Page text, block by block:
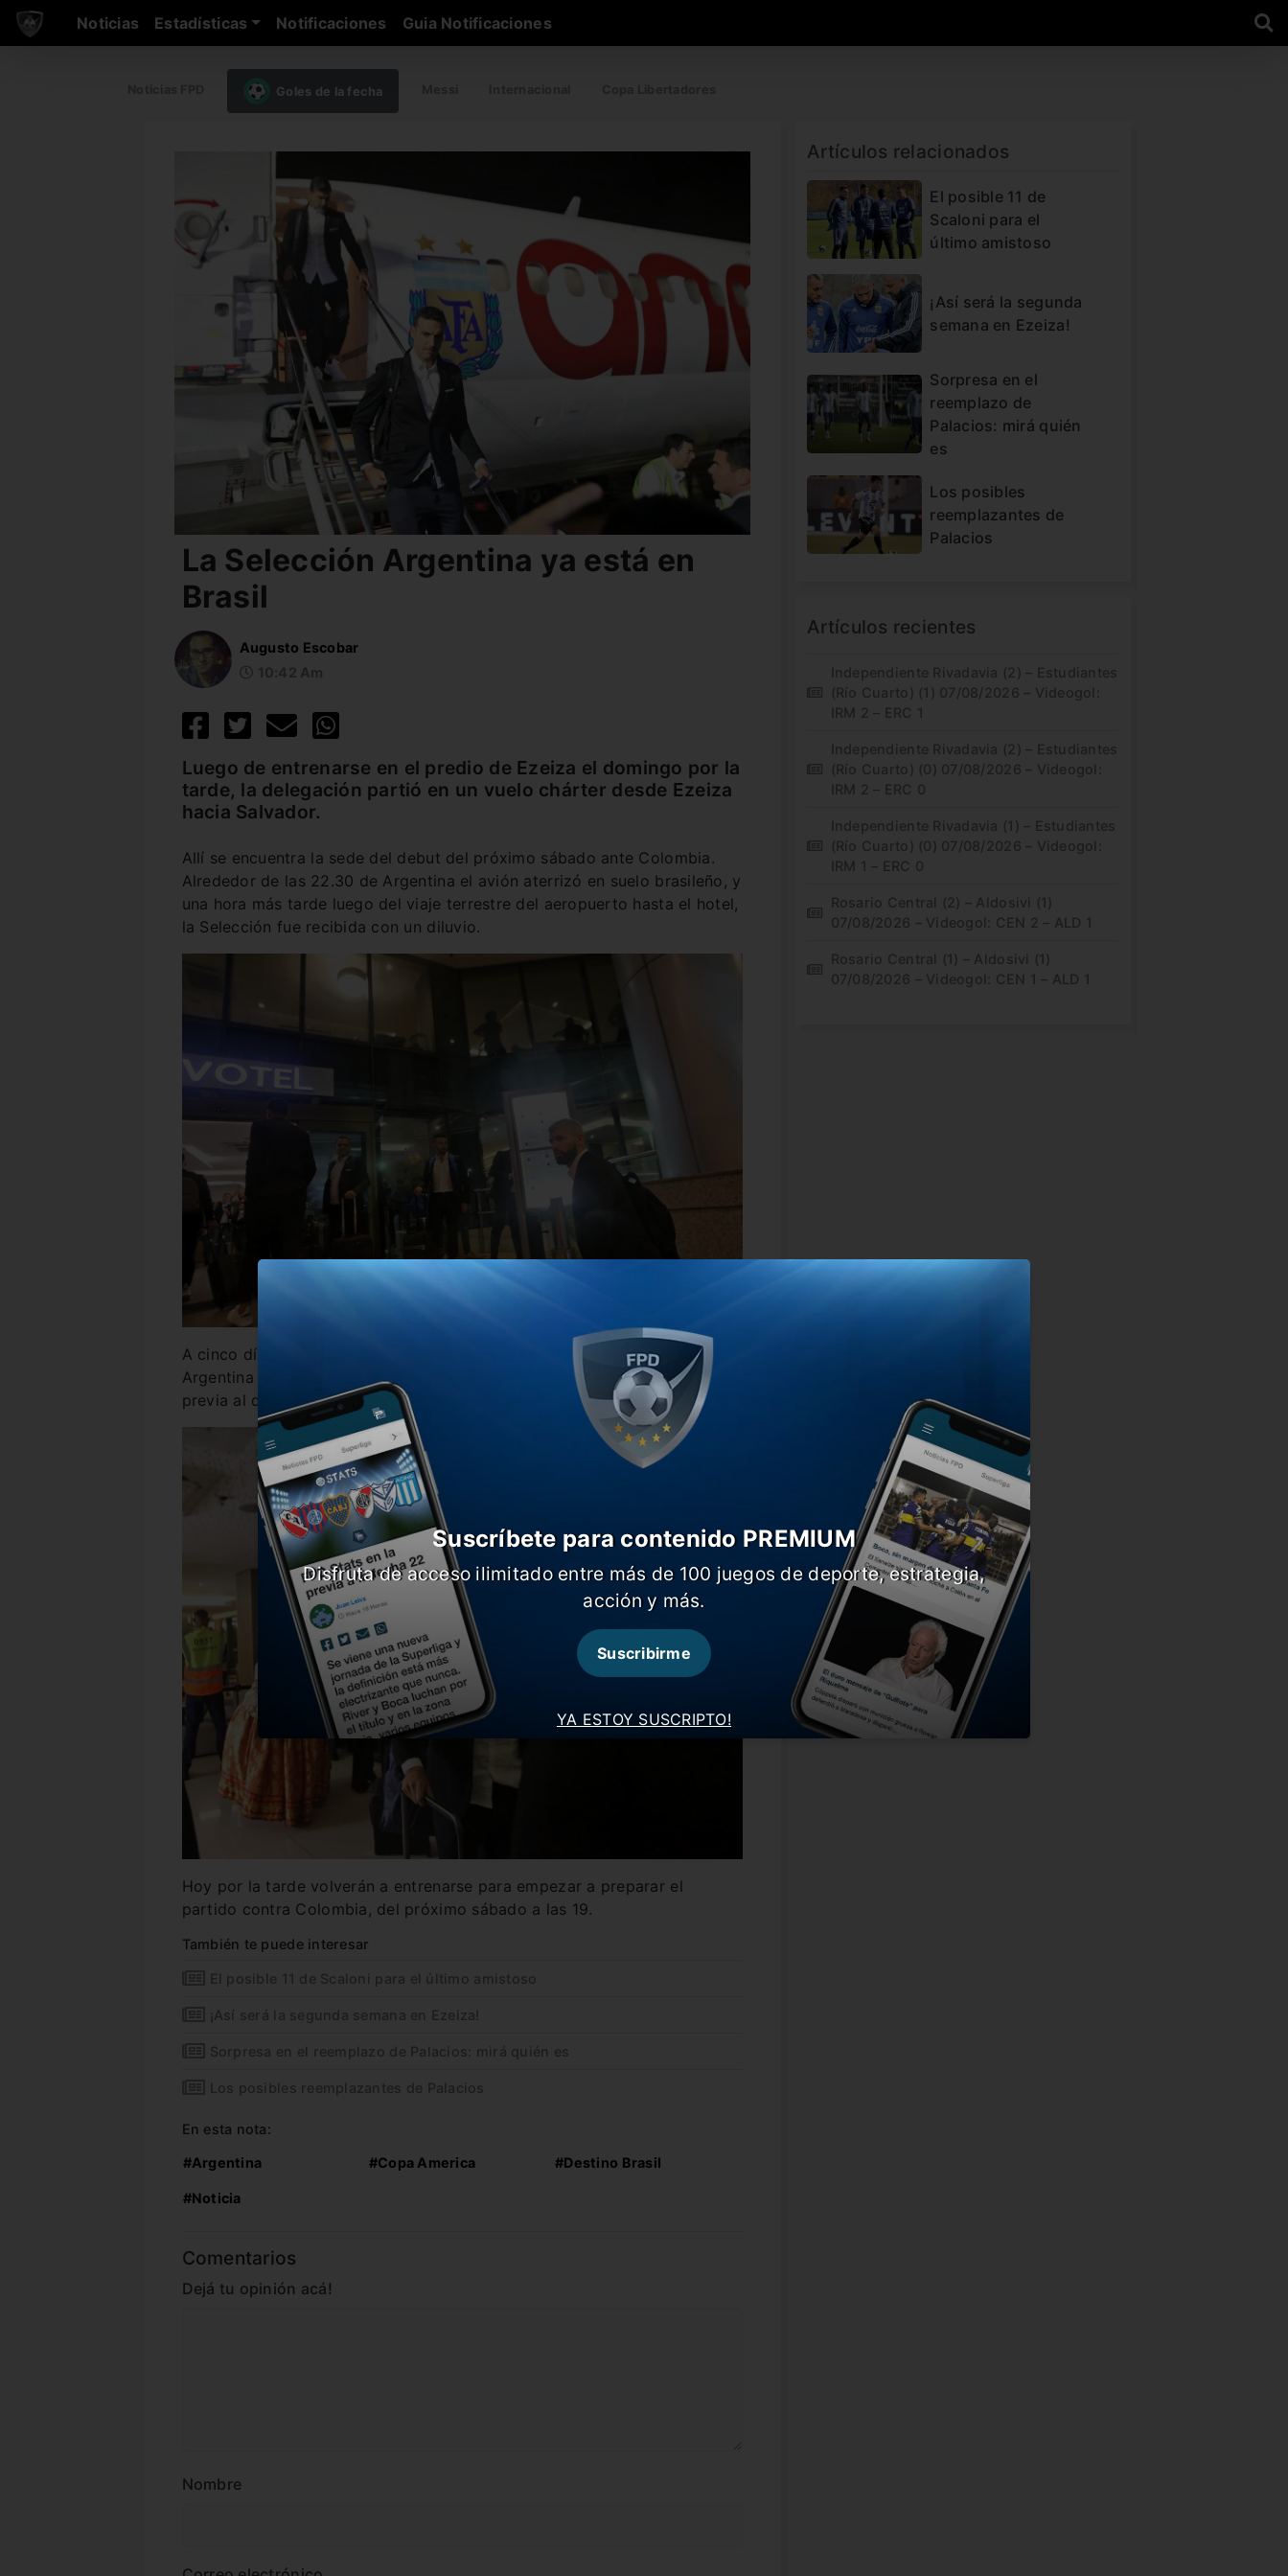
Noticias Estadísticas Notificaciones Guia Notificaciones
Goles de la fecha
La Selección Argentina ya está en
Brasil
Augusto Escobar
Luego de entrenarse en el predio de Ezeiza el domingo por la
tarde, la delegación partió en un vuelo chárter desde Ezeiza
hacia Salvador.
Allí se encuentra la sede del debut del próximo sábado ante Colombia.
Alrededor de las 22.30 de Argentina el avión aterrizó en suelo brasileño, y
una hora más tarde luego del viaje terrestre del aeropuerto hasta el hotel,
la Selección fue recibida con un diluvio.
A cinco días del inicio de la Copa América, el plantel de la Selección
Argentina ya está en Brasil para encarar la recta final de la preparación
previa al debut del sábado 15 ante Colombia, en Salvador.
Hoy por la tarde volverán a entrenarse para empezar a preparar el
partido contra Colombia, del próximo sábado a las 19.
También te puede interesar
El posible 11 de Scaloni para el último amistoso
¡Así será la segunda semana en Ezeiza!
Sorpresa en el reemplazo de Palacios: mirá quién es
Los posibles reemplazantes de Palacios
En esta nota:
#Argentina #Copa America #Destino Brasil
#Noticia
Comentarios
Dejá tu opinión acá!
Nombre
Artículos relacionados
El posible 11 de
Scaloni para el
último amistoso
¡Así será la segunda
semana en Ezeiza!
Sorpresa en el
reemplazo de
Palacios: mirá quién
es
Los posibles
reemplazantes de
Palacios
Artículos recientes
Independiente Rivadavia (2) – Estudiantes
(Río Cuarto) (1) 07/08/2026 – Videogol:
IRM 2 – ERC 1
Independiente Rivadavia (2) – Estudiantes
(Río Cuarto) (0) 07/08/2026 – Videogol:
IRM 2 – ERC 0
Independiente Rivadavia (1) – Estudiantes
(Río Cuarto) (0) 07/08/2026 – Videogol:
IRM 1 – ERC 0
Rosario Central (2) – Aldosivi (1)
07/08/2026 – Videogol: CEN 2 – ALD 1
Rosario Central (1) – Aldosivi (1)
07/08/2026 – Videogol: CEN 1 – ALD 1
YA ESTOY SUSCRIPTO!
Suscríbete para contenido PREMIUM
Disfruta de acceso ilimitado entre más de 100 juegos de deporte, estrategia,
acción y más.
Suscribirme